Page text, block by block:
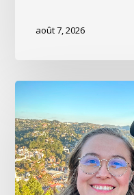
août 7, 2026